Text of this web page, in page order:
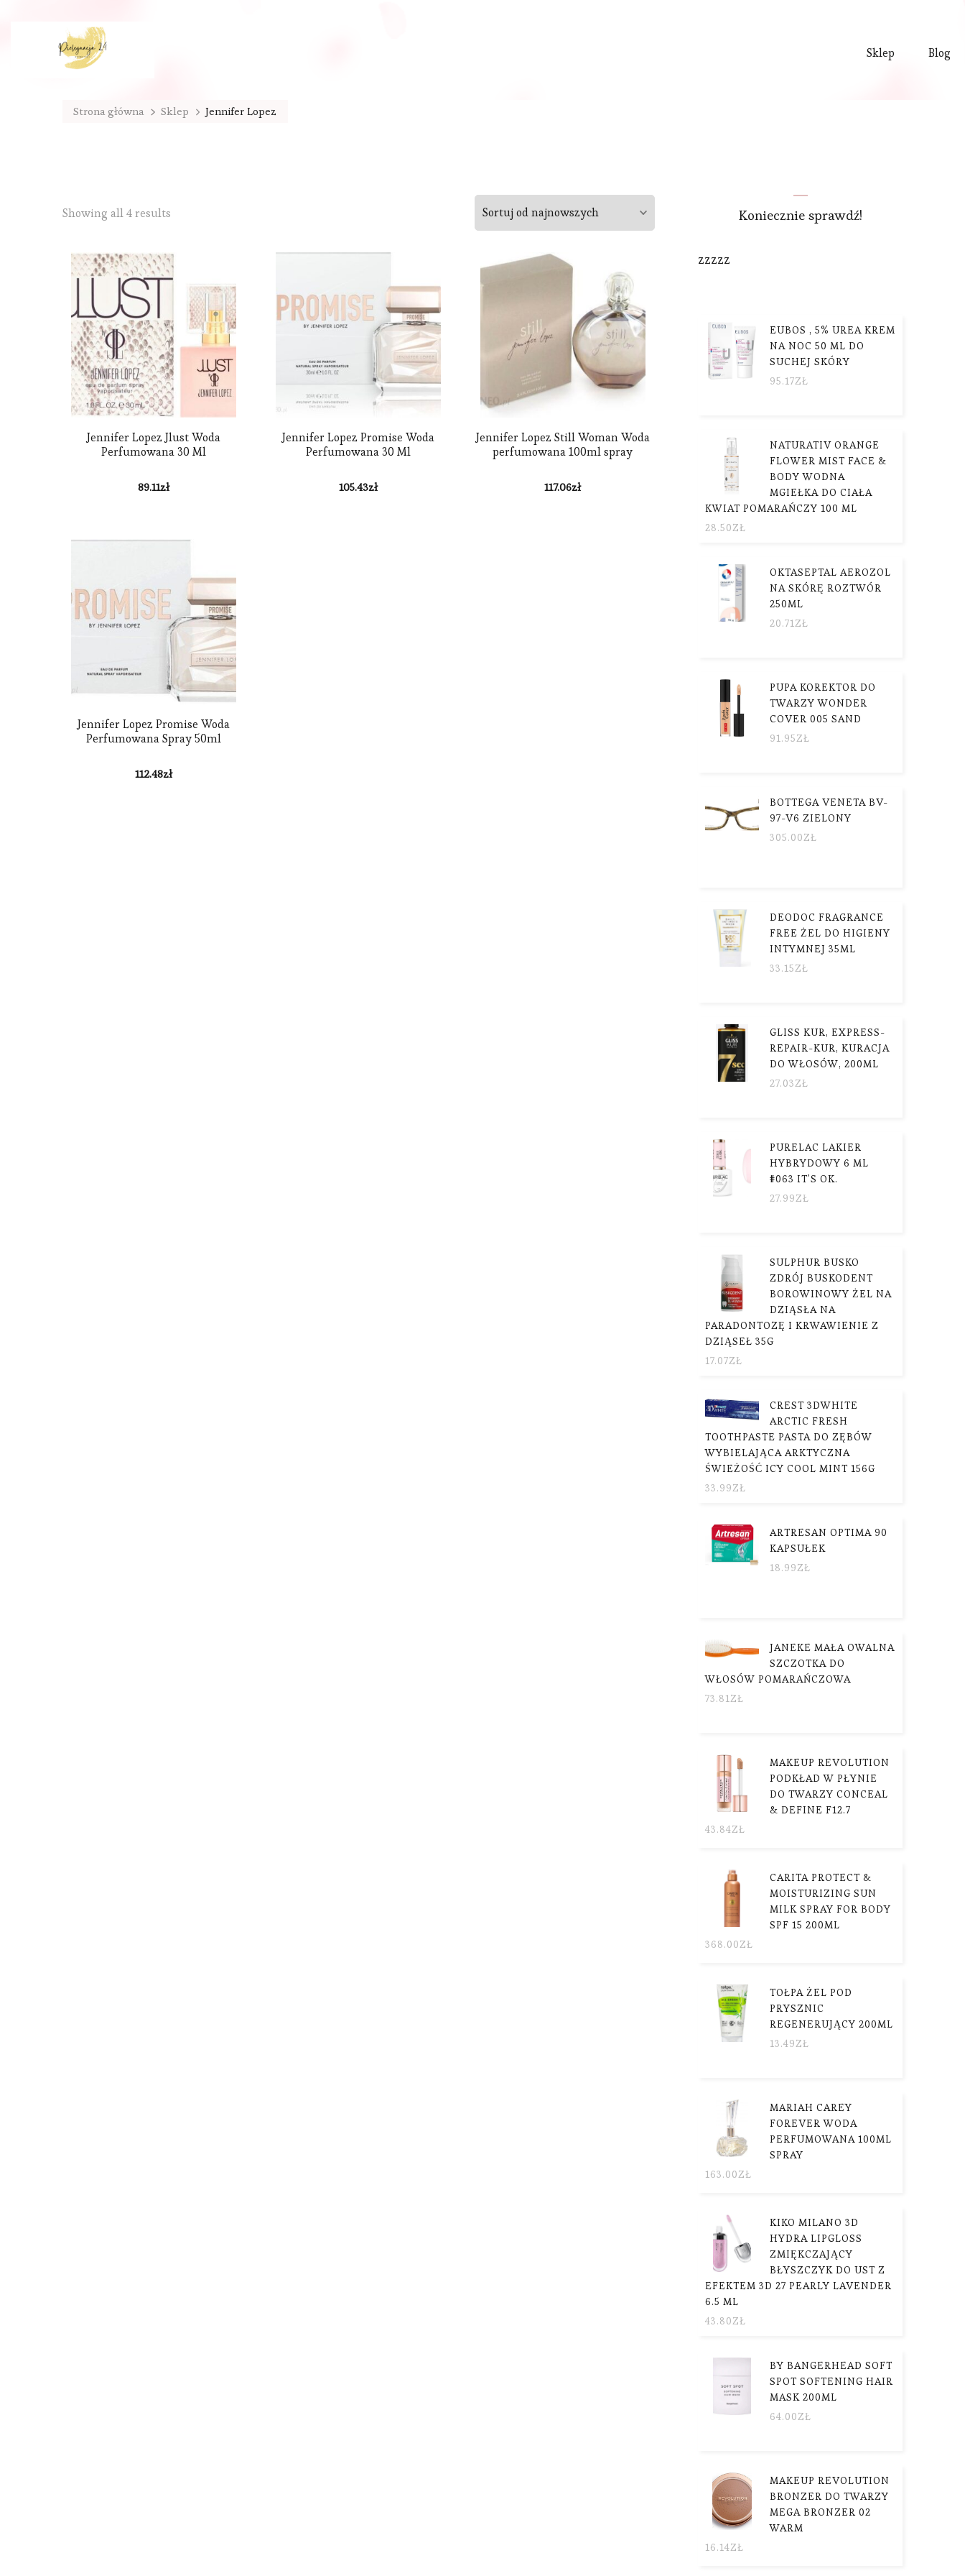
Sklep Blog
Strona główna Sklep Jennifer Lopez
Showing all 4 results
latest
Jennifer Lopez Jlust Woda
Perfumowana 30 Ml
89.11zł
Jennifer Lopez Promise Woda
Perfumowana 30 Ml
105.43zł
Jennifer Lopez Still Woman Woda
perfumowana 100ml spray
117.06zł
Jennifer Lopez Promise Woda
Perfumowana Spray 50ml
112.48zł
Koniecznie sprawdź!
zzzzz
EUBOS , 5% UREA KREM
NA NOC 50 ML DO
SUCHEJ SKÓRY
95.17ZŁ
NATURATIV ORANGE
FLOWER MIST FACE &
BODY WODNA
MGIEŁKA DO CIAŁA
KWIAT POMARAŃCZY 100 ML
28.50ZŁ
OKTASEPTAL AEROZOL
NA SKÓRĘ ROZTWÓR
250ML
20.71ZŁ
PUPA KOREKTOR DO
TWARZY WONDER
COVER 005 SAND
91.95ZŁ
BOTTEGA VENETA BV-
97-V6 ZIELONY
305.00ZŁ
DEODOC FRAGRANCE
FREE ŻEL DO HIGIENY
INTYMNEJ 35ML
33.15ZŁ
GLISS KUR, EXPRESS-
REPAIR-KUR, KURACJA
DO WŁOSÓW, 200ML
27.03ZŁ
PURELAC LAKIER
HYBRYDOWY 6 ML
#063 IT'S OK.
27.99ZŁ
SULPHUR BUSKO
ZDRÓJ BUSKODENT
BOROWINOWY ŻEL NA
DZIĄSŁA NA
PARADONTOZĘ I KRWAWIENIE Z
DZIĄSEŁ 35G
17.07ZŁ
CREST 3DWHITE
ARCTIC FRESH
TOOTHPASTE PASTA DO ZĘBÓW
WYBIELAJĄCA ARKTYCZNA
ŚWIEŻOŚĆ ICY COOL MINT 156G
33.99ZŁ
ARTRESAN OPTIMA 90
KAPSUŁEK
18.99ZŁ
JANEKE MAŁA OWALNA
SZCZOTKA DO
WŁOSÓW POMARAŃCZOWA
73.81ZŁ
MAKEUP REVOLUTION
PODKŁAD W PŁYNIE
DO TWARZY CONCEAL
& DEFINE F12.7
43.84ZŁ
CARITA PROTECT &
MOISTURIZING SUN
MILK SPRAY FOR BODY
SPF 15 200ML
368.00ZŁ
TOŁPA ŻEL POD
PRYSZNIC
REGENERUJĄCY 200ML
13.49ZŁ
MARIAH CAREY
FOREVER WODA
PERFUMOWANA 100ML
SPRAY
163.00ZŁ
KIKO MILANO 3D
HYDRA LIPGLOSS
ZMIĘKCZAJĄCY
BŁYSZCZYK DO UST Z
EFEKTEM 3D 27 PEARLY LAVENDER
6.5 ML
43.80ZŁ
BY BANGERHEAD SOFT
SPOT SOFTENING HAIR
MASK 200ML
64.00ZŁ
MAKEUP REVOLUTION
BRONZER DO TWARZY
MEGA BRONZER 02
WARM
16.14ZŁ